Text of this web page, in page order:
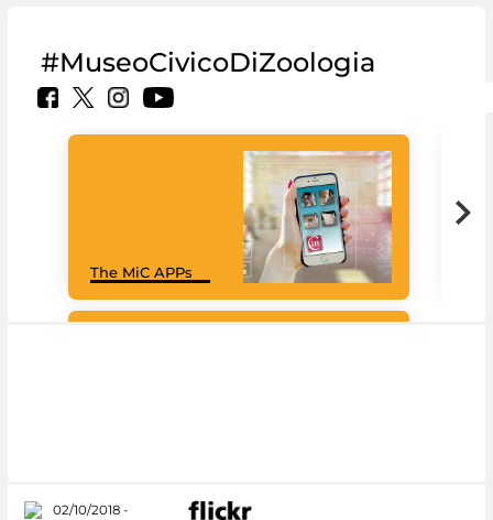
#MuseoCivicoDiZoologia
The MiC APPs